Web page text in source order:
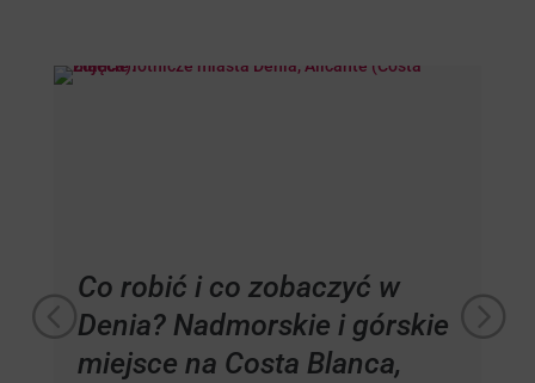
Co robić i co zobaczyć w
Denia? Nadmorskie i górskie
miejsce na Costa Blanca,